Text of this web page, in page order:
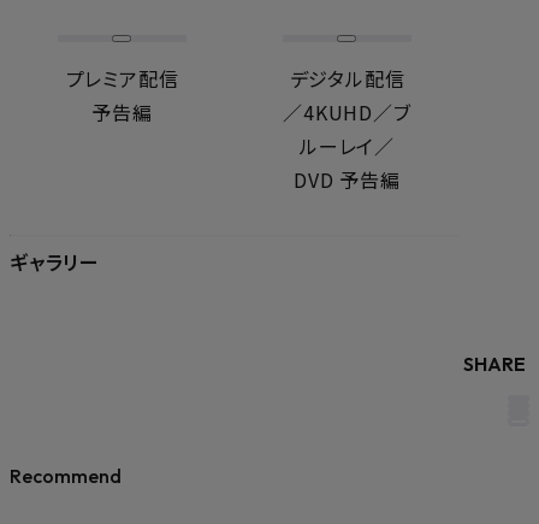
プレミア配信
予告編
デジタル配信
／4KUHD／ブ
ルーレイ／
DVD 予告編
ギャラリー
SHARE
Recommend